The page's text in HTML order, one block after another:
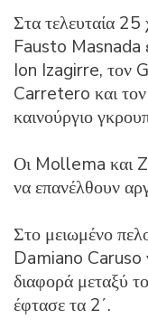
Στα τελευταία
Fausto Masnada
Ion Izagirre, τον
Carretero και
καινούργιο
Οι Mollema και
να επανέλθουν
Στο μειωμένο
Damiano Caruso
διαφορά μεταξύ
έφτασε τα 2΄.